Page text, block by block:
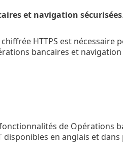
et navigation sécurisées
HTTPS est
bancaires et navigation
de Opérations
disponibles en anglais et